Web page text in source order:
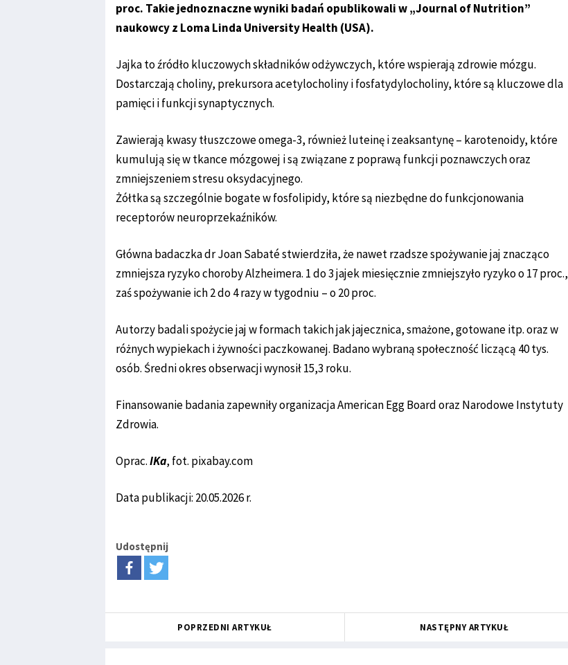
proc. Takie jednoznaczne wyniki badań opublikowali w „Journal of Nutrition”
naukowcy z Loma Linda University Health (USA).
Jajka to źródło kluczowych składników odżywczych, które wspierają zdrowie mózgu.
Dostarczają choliny, prekursora acetylocholiny i fosfatydylocholiny, które są kluczowe dla
pamięci i funkcji synaptycznych.
Zawierają kwasy tłuszczowe omega-3, również luteinę i zeaksantynę – karotenoidy, które
kumulują się w tkance mózgowej i są związane z poprawą funkcji poznawczych oraz
zmniejszeniem stresu oksydacyjnego.
Żółtka są szczególnie bogate w fosfolipidy, które są niezbędne do funkcjonowania
receptorów neuroprzekaźników.
Główna badaczka dr Joan Sabaté stwierdziła, że nawet rzadsze spożywanie jaj znacząco
zmniejsza ryzyko choroby Alzheimera. 1 do 3 jajek miesięcznie zmniejszyło ryzyko o 17 proc.,
zaś spożywanie ich 2 do 4 razy w tygodniu – o 20 proc.
Autorzy badali spożycie jaj w formach takich jak jajecznica, smażone, gotowane itp. oraz w
różnych wypiekach i żywności paczkowanej. Badano wybraną społeczność liczącą 40 tys.
osób. Średni okres obserwacji wynosił 15,3 roku.
Finansowanie badania zapewniły organizacja American Egg Board oraz Narodowe Instytuty
Zdrowia.
Oprac.IKa, fot. pixabay.com
Data publikacji: 20.05.2026 r.
Udostępnij
POPRZEDNI ARTYKUŁ NASTĘPNY ARTYKUŁ